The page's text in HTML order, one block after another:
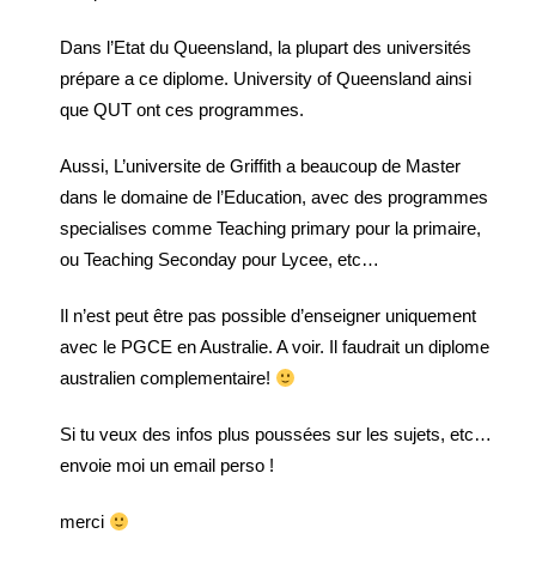
Dans l’Etat du Queensland, la plupart des universités
prépare a ce diplome. University of Queensland ainsi
que QUT ont ces programmes.
Aussi, L’universite de Griffith a beaucoup de Master
dans le domaine de l’Education, avec des programmes
specialises comme Teaching primary pour la primaire,
ou Teaching Seconday pour Lycee, etc…
Il n’est peut être pas possible d’enseigner uniquement
avec le PGCE en Australie. A voir. Il faudrait un diplome
australien complementaire!
Si tu veux des infos plus poussées sur les sujets, etc…
envoie moi un email perso !
merci